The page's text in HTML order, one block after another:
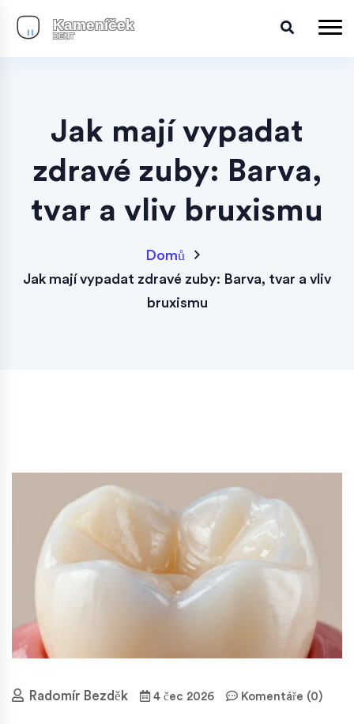
Jak mají vypadat
zdravé zuby: Barva,
tvar a vliv bruxismu
Domů
Jak mají vypadat zdravé zuby: Barva, tvar a vliv
bruxismu
Radomír Bezděk 4 čec 2026 Komentáře (0)